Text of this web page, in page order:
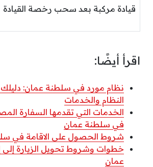
قيادة مركبة بعد سحب رخصة القيادة
اقرأ أيضًا:
نظام مورد في سلطنة عمان:
النظام والخدمات
الخدمات التي تقدمها السفارة
في سلطنة عمان
شروط الحصول على الاقامة في
خطوات وشروط تحويل الزيارة إلى
عمان